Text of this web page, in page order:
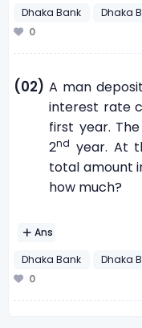
Dhaka Bank
Dhaka
0
(02) A man
interest rate
first year.
2nd year. At
total amount
how much?
Ans
Dhaka Bank
Dhaka
0